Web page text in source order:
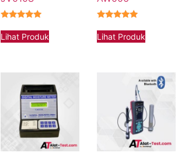
Lihat Produk Lihat Produk